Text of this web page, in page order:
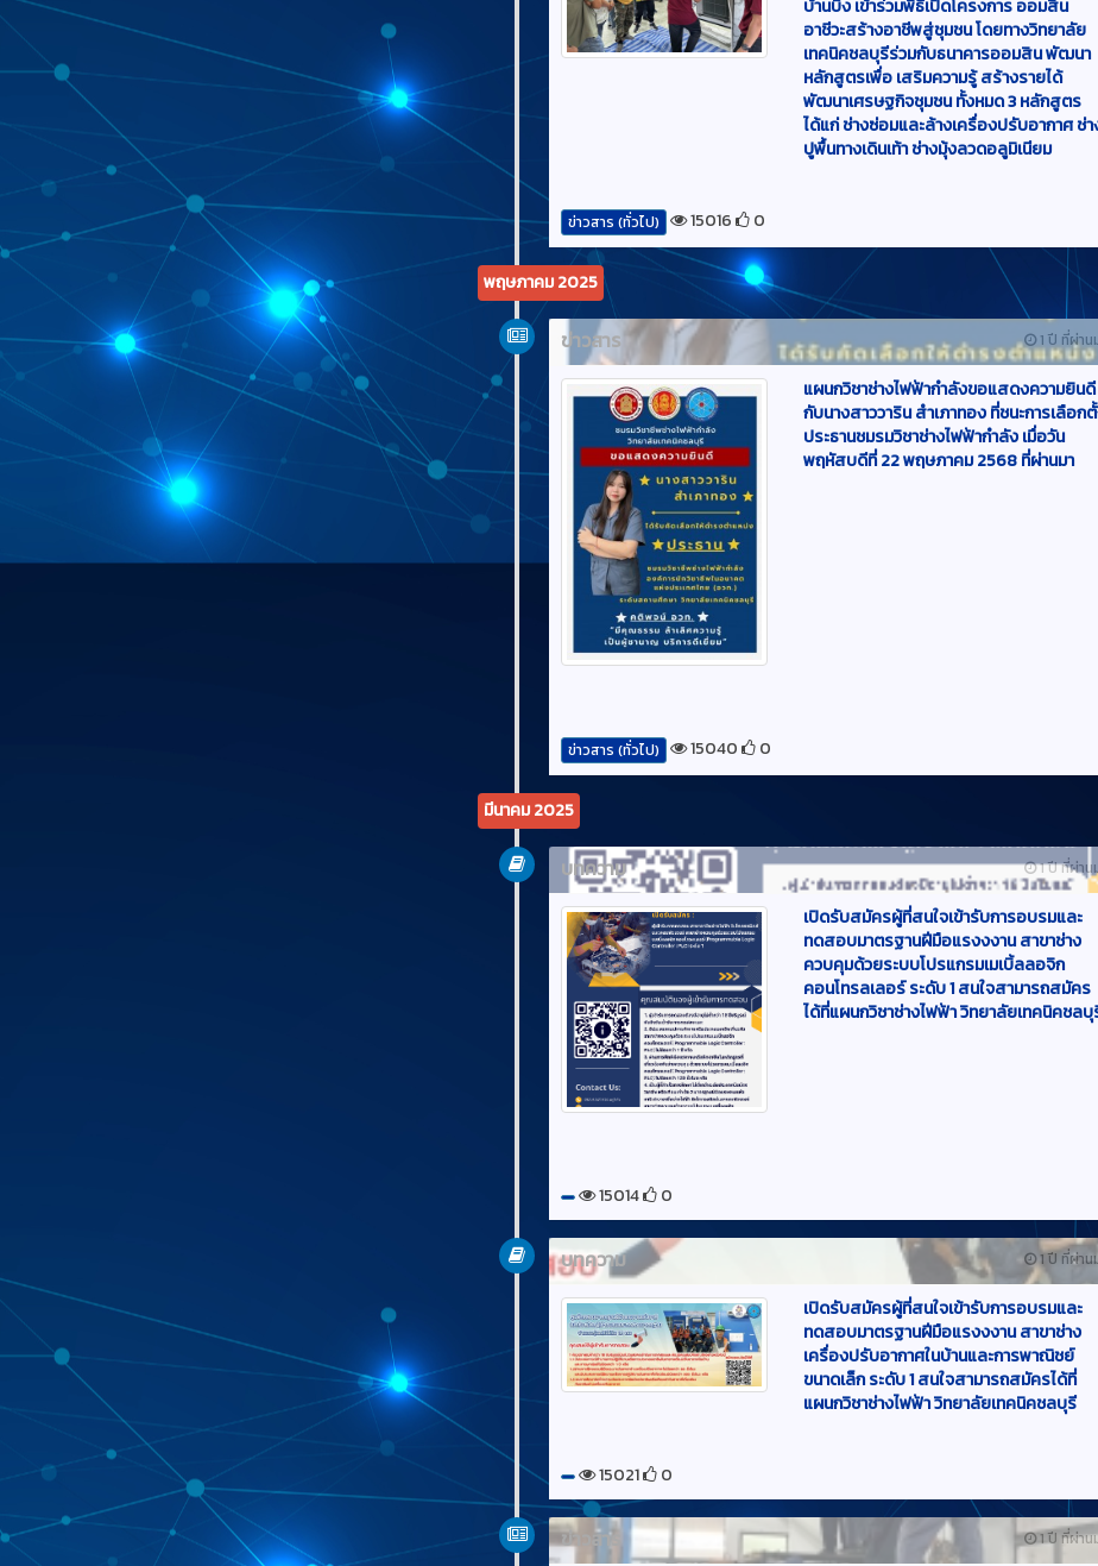
พัฒนาเศรษฐกิจชุมชน ทั้งหมด 3 หลักสูตร
ได้แก่ ช่างซ่อมและล้างเครื่องปรับอากาศ ช่าง
ปูพื้นทางเดินเท้า ช่างมุ้งลวดอลูมิเนียม
พฤษภาคม 2025
1 ปี ที่ผ่านมา
ข่าวสาร
แผนกวิชาช่างไฟฟ้ากำลังขอแสดงความยินดี
กับนางสาววาริน สำเภาทอง ที่ชนะการเลือก
ประธานชมรมวิชาช่างไฟฟ้ากำลัง เมื่อวัน
พฤหัสบดีที่ 22 พฤษภาคม 2568 ที่ผ่านมา
15040 0
มีนาคม 2025
บทความ
เปิดรับสมัครผู้ที่สนใจเข้ารับการอบรมและ
ทดสอบมาตรฐานฝีมือแรงงงาน สาขาช่าง
ควบคุมด้วยระบบโปรแกรมเมเบิ้ลลอจิก
คอนโทรลเลอร์ ระดับ 1 สนใจสามารถสมัคร
ได้ที่แผนกวิชาช่างไฟฟ้า วิทยาลัยเทคนิคชลบุรี
15014 0
บทความ
เปิดรับสมัครผู้ที่สนใจเข้ารับการอบรมและ
ทดสอบมาตรฐานฝีมือแรงงงาน สาขาช่าง
เครื่องปรับอากาศในบ้านและการพาณิชย์
ขนาดเล็ก ระดับ 1 สนใจสามารถสมัครได้ที่
แผนกวิชาช่างไฟฟ้า วิทยาลัยเทคนิคชลบุรี
15021 0
ข่าวสาร
เมื่อวันที่ 11 มี.ค. 68 - 14 มี.ค. 68 แผนกวิชา
ช่างไฟฟ้ากำลัง วิทยาลัยเทคนิคชลบุรี ได้จัด